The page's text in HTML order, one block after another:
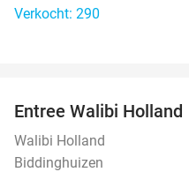
Verkocht: 290
Entree Walibi Holland
Walibi Holland
Biddinghuizen